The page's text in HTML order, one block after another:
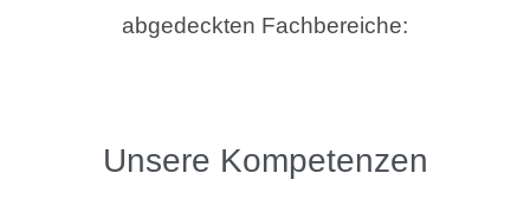
abgedeckten Fachbereiche:
Unsere Kompetenzen